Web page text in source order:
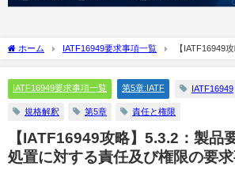
ホーム IATF16949要求事項一覧
【IATF16949
IATF16949要求事項一覧 第5章:IATF IATF16949
規格解釈 第5章 責任と権限
【IATF16949攻略】5.3.2：製品
処置に対する責任及び権限の要求